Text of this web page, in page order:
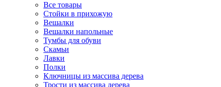
Все товары
Стойки в прихожую
Вешалки
Вешалки напольные
Тумбы для обуви
Скамьи
Лавки
Полки
Ключницы из массива дерева
Трости из массива дерева